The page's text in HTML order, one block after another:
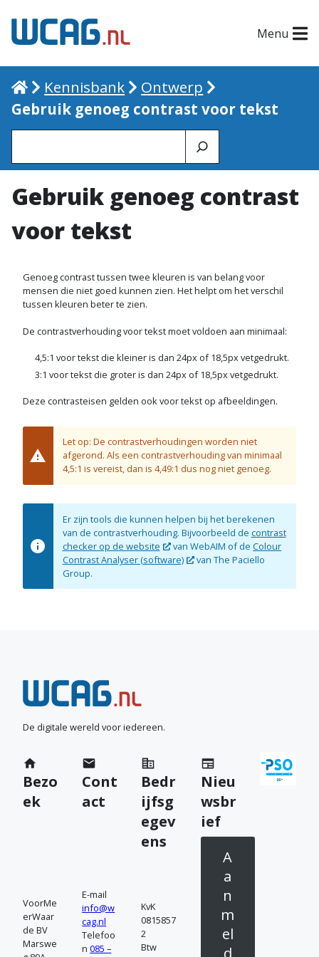
Menu
HomeKennisbank
Ontwerp
Gebruik genoeg contrast voor tekst
Zoeken
Gebruik genoeg contrast
voor tekst
Genoeg contrast tussen twee kleuren is van belang voor
mensen die niet goed kunnen zien. Het helpt om het verschil
tussen kleuren beter te zien.
De contrastverhouding voor tekst moet voldoen aan minimaal:
4,5:1 voor tekst die kleiner is dan 24px of 18,5px vetgedrukt.
3:1 voor tekst die groter is dan 24px of 18,5px vetgedrukt.
Deze contrasteisen gelden ook voor tekst op afbeeldingen.
Let op: De contrastverhoudingen worden niet
afgerond. Als een contrastverhouding van minimaal
4,5:1 is vereist, dan is 4,49:1 dus nog niet genoeg.
Er zijn tools die kunnen helpen bij het berekenen
van de contrastverhouding. Bijvoorbeeld de contrast
checker op de website
van WebAIM of de Colour
Contrast Analyser (software)
van The Paciello
Group.
N
e
e
m
c
o
c
t
De digitale wereld voor iedereen.
Bezo
ek
VoorMe
erWaar
de BV
Marswe
Cont
act
E-mail
info@w
cag.nl
Telefoo
n085 –
Bedr
ijfsg
egev
ens
KvK
0815857
2
Btw
Nieu
wsbr
ief
A
a
n
m
el
d